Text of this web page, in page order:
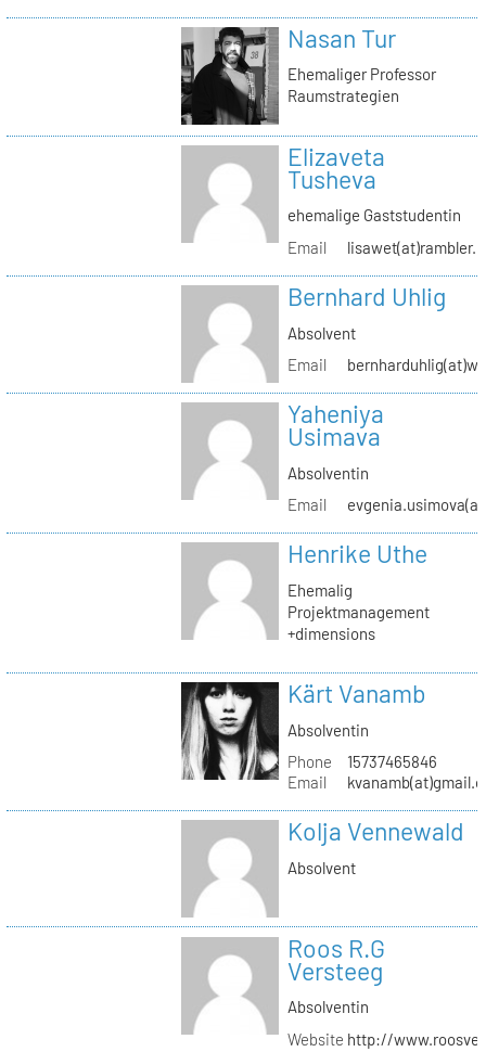
Nasan Tur
Ehemaliger Professor
Raumstrategien
Elizaveta
Tusheva
ehemalige Gaststudentin
Email
Bernhard Uhlig
Absolvent
Email
Yaheniya
Usimava
Absolventin
Email
Henrike Uthe
Ehemalig
Projektmanagement
+dimensions
Kärt Vanamb
Absolventin
Phone
15737465846
Email
Kolja Vennewald
Absolvent
Roos R.G
Versteeg
Absolventin
Website http://